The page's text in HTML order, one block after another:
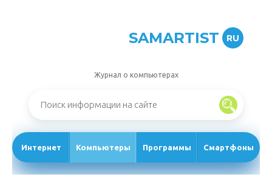
SAMARTIST RU
Журнал о компьютерах
Интернет Компьютеры Программы Смартфоны